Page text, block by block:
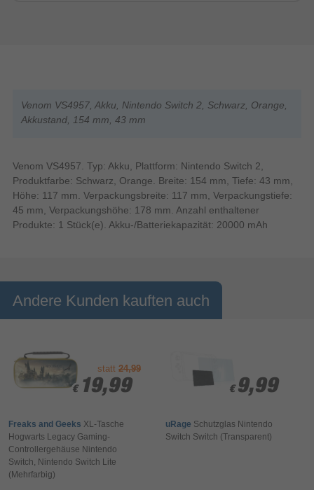
Venom VS4957, Akku, Nintendo Switch 2, Schwarz, Orange,
Akkustand, 154 mm, 43 mm
Venom VS4957. Typ: Akku, Plattform: Nintendo Switch 2,
Produktfarbe: Schwarz, Orange. Breite: 154 mm, Tiefe: 43 mm,
Höhe: 117 mm. Verpackungsbreite: 117 mm, Verpackungstiefe:
45 mm, Verpackungshöhe: 178 mm. Anzahl enthaltener
Produkte: 1 Stück(e). Akku-/Batteriekapazität: 20000 mAh
Andere Kunden kauften auch
statt24,99
€ 19,99
€ 19,99
Freaks and Geeks XL-Tasche
Hogwarts Legacy Gaming-
Controllergehäuse Nintendo
Switch, Nintendo Switch Lite
(Mehrfarbig)
€ 9,99
€ 9,99
uRage Schutzglas Nintendo
Switch Switch (Transparent)